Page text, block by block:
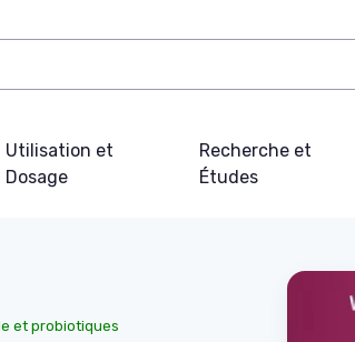
Utilisation et
Dosage
Recherche et
Études
et probiotiques